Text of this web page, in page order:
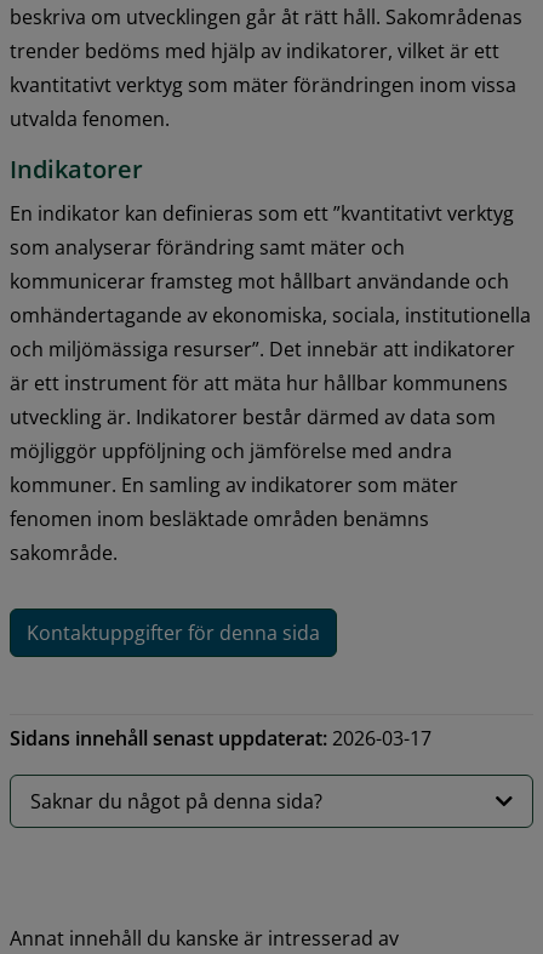
beskriva om utvecklingen går åt rätt håll. Sakområdenas
trender bedöms med hjälp av indikatorer, vilket är ett
kvantitativt verktyg som mäter förändringen inom vissa
utvalda fenomen.
Indikatorer
En indikator kan definieras som ett ”kvantitativt verktyg
som analyserar förändring samt mäter och
kommunicerar framsteg mot hållbart användande och
omhändertagande av ekonomiska, sociala, institutionella
och miljömässiga resurser”. Det innebär att indikatorer
är ett instrument för att mäta hur hållbar kommunens
utveckling är. Indikatorer består därmed av data som
möjliggör uppföljning och jämförelse med andra
kommuner. En samling av indikatorer som mäter
fenomen inom besläktade områden benämns
sakområde.
Kontaktuppgifter för denna sida
Sidans innehåll senast uppdaterat:2026-03-17
Saknar du något på denna sida?
Annat innehåll du kanske är intresserad av